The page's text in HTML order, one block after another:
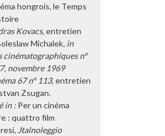
hongrois, le Temps
Kovacs,entretien
Michalek, in
cinématographiques n°
novembre 1969
67 n° 113,entretien
Zsugan.
in : Per un cinéma
: quattro film
, Jtalnoleggio